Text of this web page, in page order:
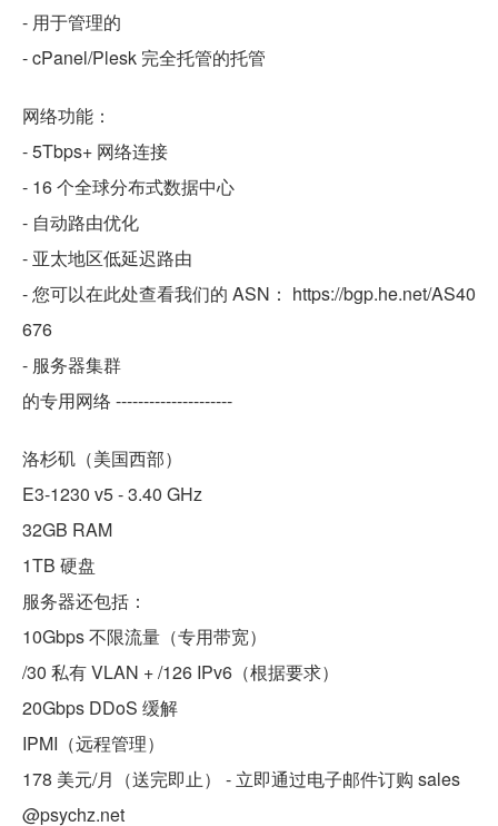
- 用于管理的
- cPanel/Plesk 完全托管的托管
网络功能：
- 5Tbps+ 网络连接
- 16 个全球分布式数据中心
- 自动路由优化
- 亚太地区低延迟路由
- 您可以在此处查看我们的 ASN： https://bgp.he.net/AS40
676
- 服务器集群
的专用网络 ---------------------
洛杉矶（美国西部）
E3-1230 v5 - 3.40 GHz
32GB RAM
1TB 硬盘
服务器还包括：
10Gbps 不限流量（专用带宽）
/30 私有 VLAN + /126 IPv6（根据要求）
20Gbps DDoS 缓解
IPMI（远程管理）
178 美元/月（送完即止） - 立即通过电子邮件订购 sales
@psychz.net